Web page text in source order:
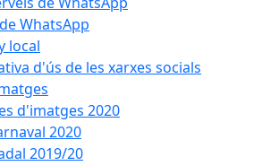
WhatsApp
local
d'ús de les xarxes socials
d'imatges 2020
2020
2019/20